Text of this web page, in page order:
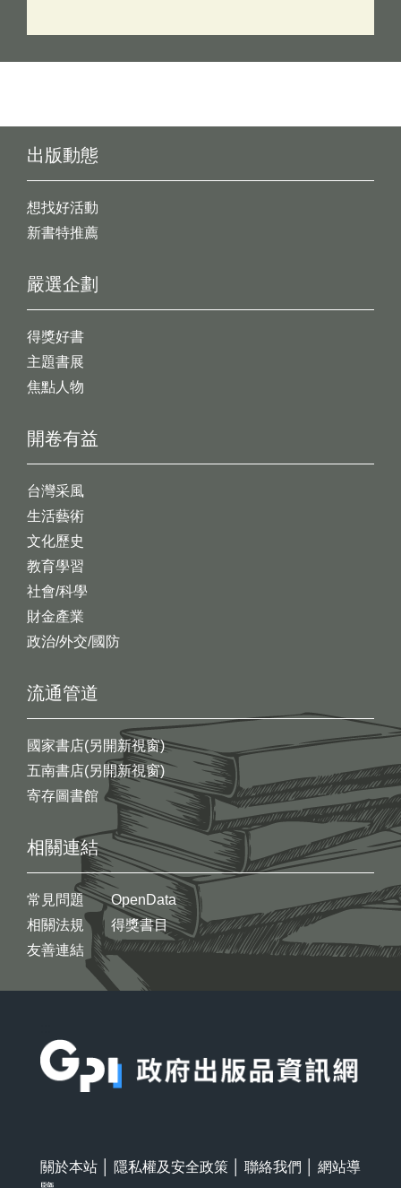
出版動態
想找好活動
新書特推薦
開卷有益
台灣采風
生活藝術
文化歷史
教育學習
社會/科學
財金產業
政治/外交/國防
嚴選企劃
得獎好書
主題書展
焦點人物
流通管道
國家書店(另開新視窗)
五南書店(另開新視窗)
寄存圖書館
相關連結
常見問題
相關法規
友善連結
OpenData
得獎書目
關於本站 隱私權及安全政策 聯絡我們
網站導